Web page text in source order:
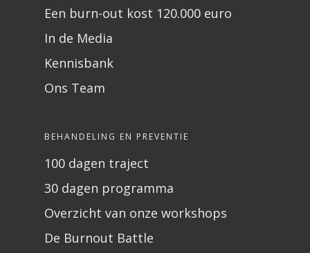
Een burn-out kost 120.000 euro
In de Media
Kennisbank
Ons Team
BEHANDELING EN PREVENTIE
100 dagen traject
30 dagen programma
Overzicht van onze workshops
De Burnout Battle